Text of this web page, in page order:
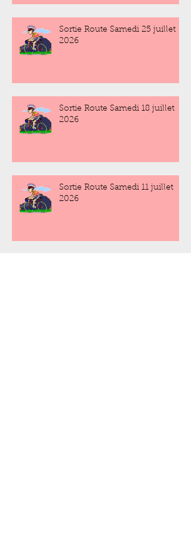
Sortie Route Samedi 25 juillet
2026
Sortie Route Samedi 18 juillet
2026
Sortie Route Samedi 11 juillet
2026